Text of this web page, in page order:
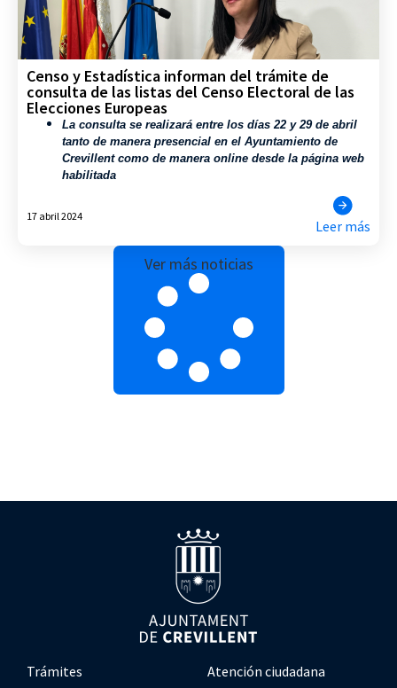
Censo y Estadística informan del trámite de
consulta de las listas del Censo Electoral de las
Elecciones Europeas
La consulta se realizará entre los días 22 y 29 de abril
tanto de manera presencial en el Ayuntamiento de
Crevillent como de manera online desde la página web
habilitada
17 abril 2024
Leer más
Ver más noticias
Trámites
Atención ciudadana